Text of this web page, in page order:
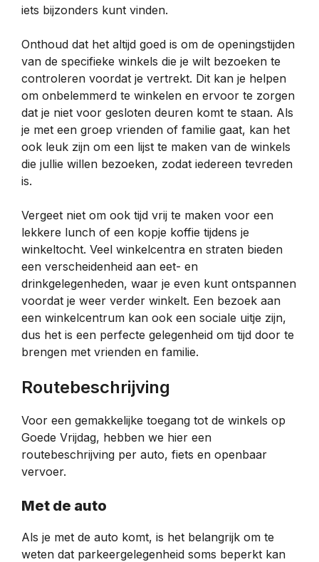
iets bijzonders kunt vinden.
Onthoud dat het altijd goed is om de openingstijden
van de specifieke winkels die je wilt bezoeken te
controleren voordat je vertrekt. Dit kan je helpen
om onbelemmerd te winkelen en ervoor te zorgen
dat je niet voor gesloten deuren komt te staan. Als
je met een groep vrienden of familie gaat, kan het
ook leuk zijn om een lijst te maken van de winkels
die jullie willen bezoeken, zodat iedereen tevreden
is.
Vergeet niet om ook tijd vrij te maken voor een
lekkere lunch of een kopje koffie tijdens je
winkeltocht. Veel winkelcentra en straten bieden
een verscheidenheid aan eet- en
drinkgelegenheden, waar je even kunt ontspannen
voordat je weer verder winkelt. Een bezoek aan
een winkelcentrum kan ook een sociale uitje zijn,
dus het is een perfecte gelegenheid om tijd door te
brengen met vrienden en familie.
Routebeschrijving
Voor een gemakkelijke toegang tot de winkels op
Goede Vrijdag, hebben we hier een
routebeschrijving per auto, fiets en openbaar
vervoer.
Met de auto
Als je met de auto komt, is het belangrijk om te
weten dat parkeergelegenheid soms beperkt kan